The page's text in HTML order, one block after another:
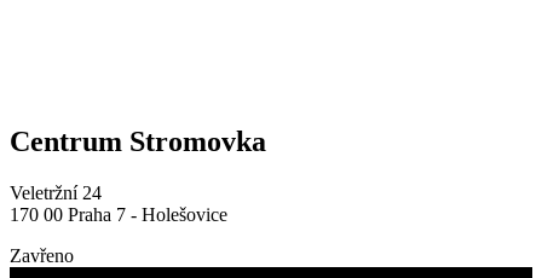
Centrum Stromovka
Veletržní 24
170 00 Praha 7 - Holešovice
Zavřeno